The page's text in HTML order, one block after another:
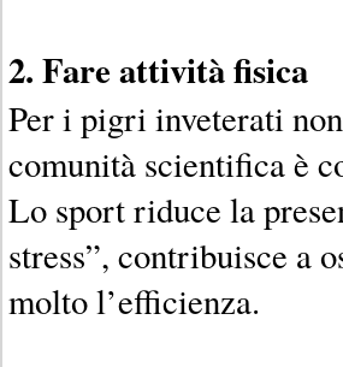
2. Fare attività fisica
Per i pigri inveterati
comunità scientifica è
Lo sport riduce la
stress”, contribuisce a
molto l’efficienza.